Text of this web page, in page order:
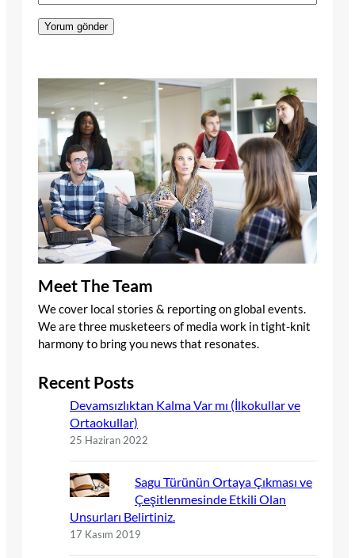
Meet The Team
We cover local stories & reporting on global events.
We are three musketeers of media work in tight-knit
harmony to bring you news that resonates.
Recent Posts
Devamsızlıktan Kalma Var mı (İlkokullar ve
Ortaokullar)
25 Haziran 2022
Sagu Türünün Ortaya Çıkması ve
Çeşitlenmesinde Etkili Olan
Unsurları Belirtiniz.
17 Kasım 2019